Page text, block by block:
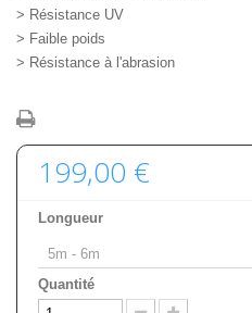
> Résistance UV
> Faible poids
> Résistance à l'abrasion
199,00 €
Longueur
Quantité